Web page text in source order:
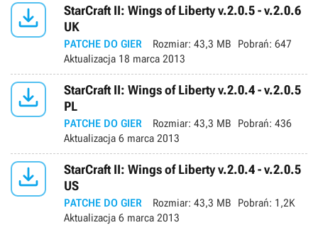

StarCraft II: Wings of Liberty v.2.0.5 - v.2.0.6
UK
PATCHE DO GIER Rozmiar: 43,3 MB Pobrań: 647
Aktualizacja 18 marca 2013

StarCraft II: Wings of Liberty v.2.0.4 - v.2.0.5
PL
PATCHE DO GIER Rozmiar: 43,3 MB Pobrań: 436
Aktualizacja 6 marca 2013

StarCraft II: Wings of Liberty v.2.0.4 - v.2.0.5
US
PATCHE DO GIER Rozmiar: 43,3 MB Pobrań: 1,2K
Aktualizacja 6 marca 2013